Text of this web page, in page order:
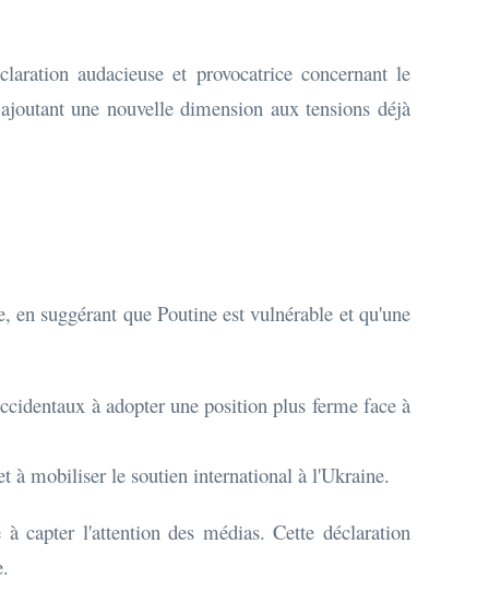
audacieuse et provocatrice concernant le
une nouvelle dimension aux tensions déjà
suggérant que Poutine est vulnérable et qu'une
à adopter une position plus ferme face à
à mobiliser le soutien international à l'Ukraine.
capter l'attention des médias. Cette déclaration